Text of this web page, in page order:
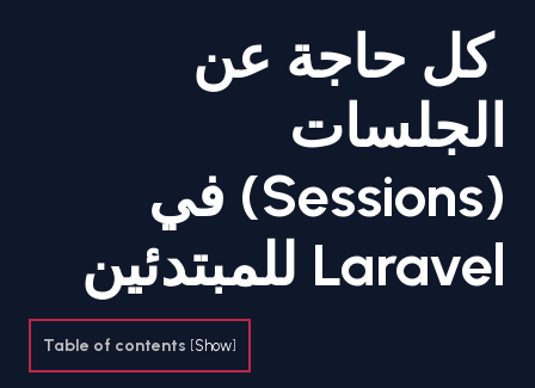
كل حاجة عن
الجلسات
(Sessions) في
Laravel للمبتدئين
Table of contents [Show]